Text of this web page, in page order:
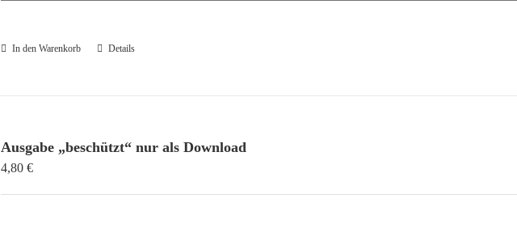
In den Warenkorb Details
Ausgabe „beschützt“ nur als Download
4,80€